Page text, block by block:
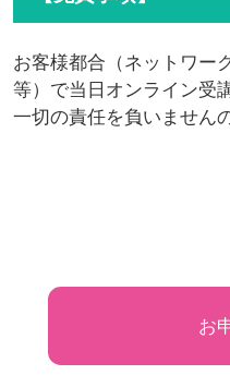
お客様都合（ネットワー
等）で当日オンライン受
一切の責任を負いません
お